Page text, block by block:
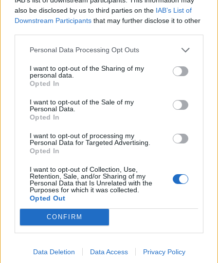
also be disclosed by us to third parties on the IAB’s List of
Downstream Participants that may further disclose it to other
Personal Data Processing Opt Outs
I want to opt-out of the Sharing of my
personal data.
Opted In
I want to opt-out of the Sale of my
Personal Data.
Opted In
I want to opt-out of processing my
Personal Data for Targeted Advertising.
Opted In
I want to opt-out of Collection, Use,
Retention, Sale, and/or Sharing of my
Personal Data that Is Unrelated with the
Purposes for which it was collected.
Opted Out
CONFIRM
Data Deletion Data Access Privacy Policy
Staran luetuimmat